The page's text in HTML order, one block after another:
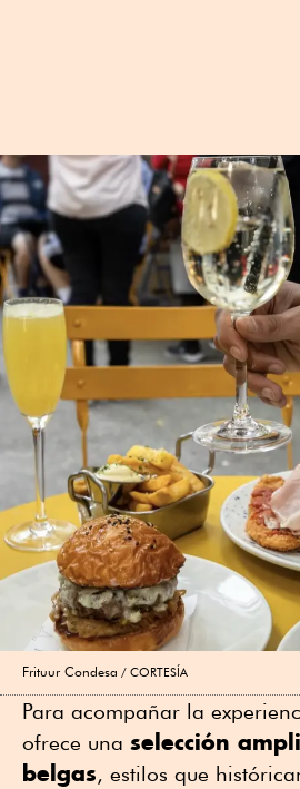
Frituur Condesa CORTESÍA
Para acompañar la
ofrece una selección
belgas, estilos que